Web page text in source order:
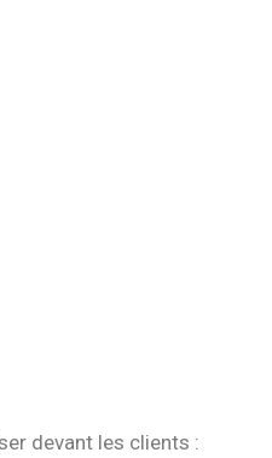
devant les clients :